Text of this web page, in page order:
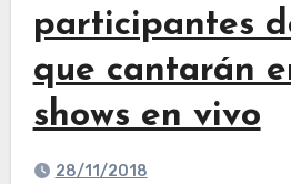
participantes
que cantarán
shows en vivo
28/11/2018